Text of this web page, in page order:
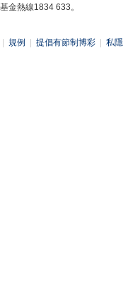
金熱線1834 633。
規例 提倡有節制博彩 私